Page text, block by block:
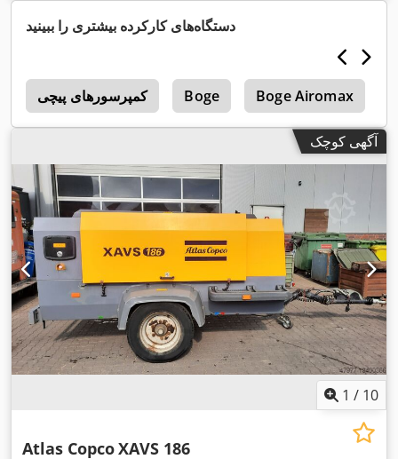
دستگاه‌های کارکرده بیشتری را ببینید
کمپرسورهای پیچی Boge Boge Airomax
آگهی کوچک
1 / 10
Atlas CopcoXAVS 186